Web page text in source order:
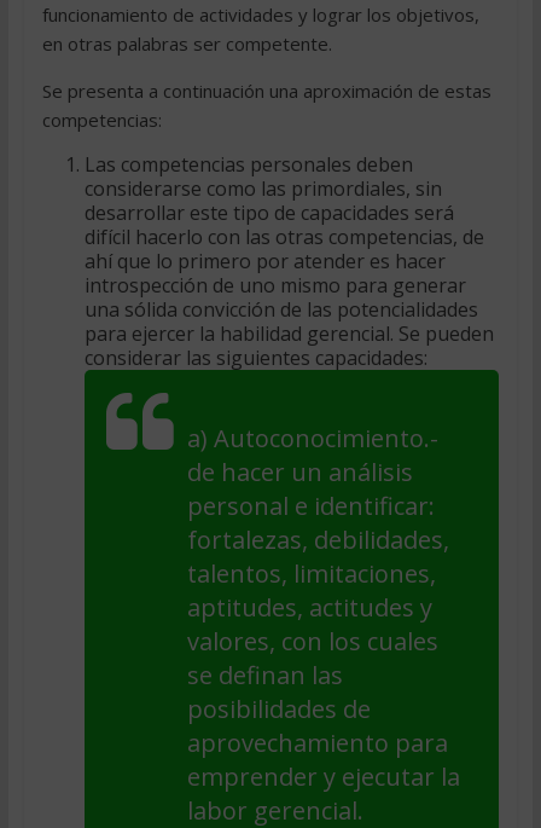
funcionamiento de actividades y lograr los objetivos,
en otras palabras ser competente.
Se presenta a continuación una aproximación de estas
competencias:
Las competencias personales deben
considerarse como las primordiales, sin
desarrollar este tipo de capacidades será
difícil hacerlo con las otras competencias, de
ahí que lo primero por atender es hacer
introspección de uno mismo para generar
una sólida convicción de las potencialidades
para ejercer la habilidad gerencial. Se pueden
considerar las siguientes capacidades:
a) Autoconocimiento.-
de hacer un análisis
personal e identificar:
fortalezas, debilidades,
talentos, limitaciones,
aptitudes, actitudes y
valores, con los cuales
se definan las
posibilidades de
aprovechamiento para
emprender y ejecutar la
labor gerencial.